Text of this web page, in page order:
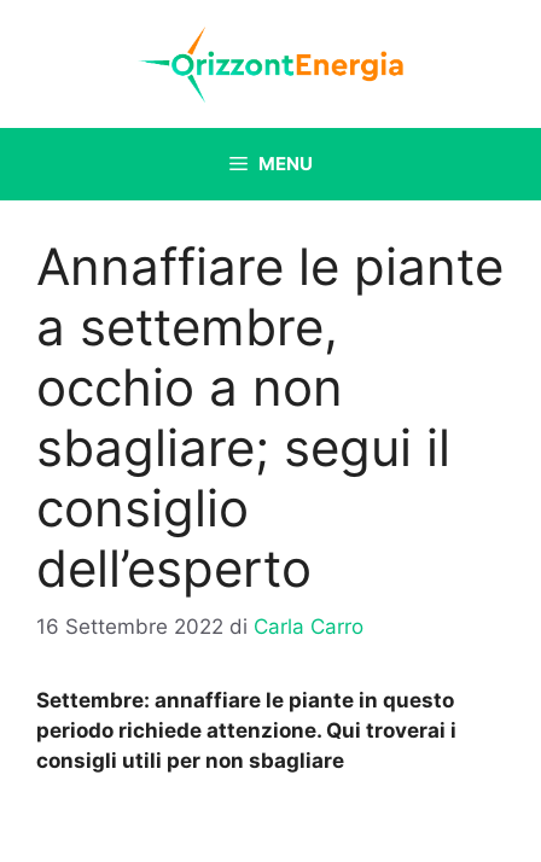
MENU
Annaffiare le piante
a settembre,
occhio a non
sbagliare; segui il
consiglio
dell’esperto
16 Settembre 2022 di Carla Carro
Settembre: annaffiare le piante in questo
periodo richiede attenzione. Qui troverai i
consigli utili per non sbagliare